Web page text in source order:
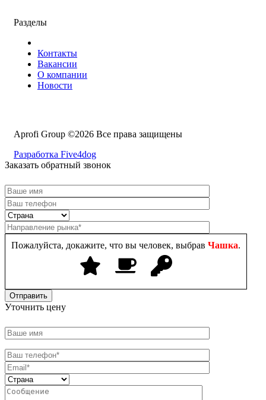
Разделы
Контакты
Вакансии
О компании
Новости
Aprofi Group ©2026 Все права защищены
Разработка Five4dog
Заказать обратный звонок
Пожалуйста, докажите, что вы человек, выбрав Чашка.
Уточнить цену